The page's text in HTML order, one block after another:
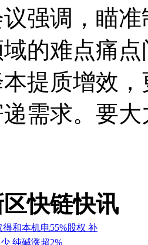
强调，瞄
的难点痛
提质增效
需求。要
快链快讯
得和本机电55%股权 补
纯碱涨超2%